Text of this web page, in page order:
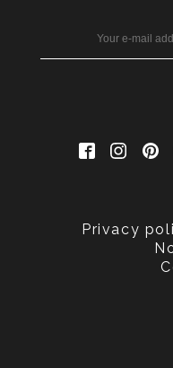
Privacy